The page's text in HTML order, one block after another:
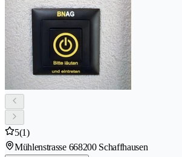
5(1)
Mühlenstrasse 668200 Schaffhausen